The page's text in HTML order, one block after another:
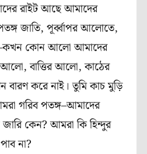
রাইট আছে আমাদের
জাতি, পূর্ব্বাপর আলোতে,
কোন আলো আমাদের
বাত্তির আলো, কাঠের
করে নাই। তুমি কাচ মুড়ি
গরিব পতঙ্গ–আমাদের
কেন? আমরা কি হিন্দুর
না?